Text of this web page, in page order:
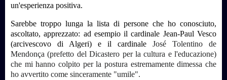
un'esperienza positiva.
Sarebbe troppo lunga la lista di persone che ho conosciuto,
ascoltato, apprezzato: ad esempio il cardinale Jean-Paul Vesco
(arcivescovo di Algeri) e il cardinale José Tolentino de
Mendonça (prefetto del Dicastero per la cultura e l'educazione)
che mi hanno colpito per la postura estremamente dimessa che
ho avvertito come sinceramente "umile".